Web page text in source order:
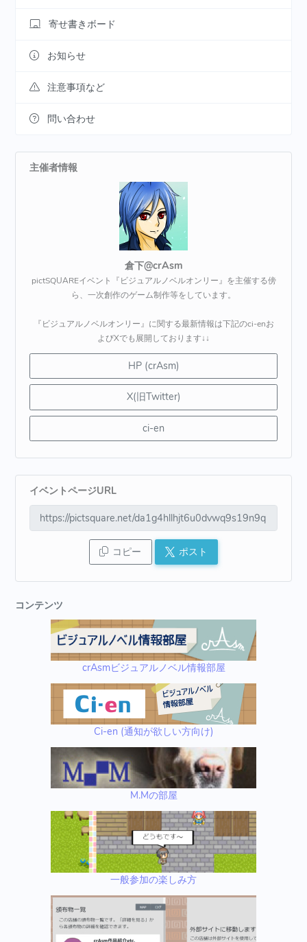
寄せ書きボード
お知らせ
注意事項など
問い合わせ
主催者情報
倉下@crAsm
pictSQUAREイベント『ビジュアルノベルオンリー』を主催する傍
ら、一次創作のゲーム制作等をしています。
『ビジュアルノベルオンリー』に関する最新情報は下記のci-enお
よびXでも展開しております↓↓
HP (crAsm)
X(旧Twitter)
ci-en
イベントページURL
コピー ポスト
コンテンツ
crAsmビジュアルノベル情報部屋
Ci-en (通知が欲しい方向け)
M.Mの部屋
一般参加の楽しみ方